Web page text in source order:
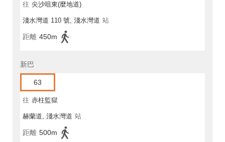
往 尖沙咀東(麼地道)
淺水灣道 110 號, 淺水灣道 站
距離 450m
新巴
63
往 赤柱監獄
赫蘭道, 淺水灣道 站
距離 500m